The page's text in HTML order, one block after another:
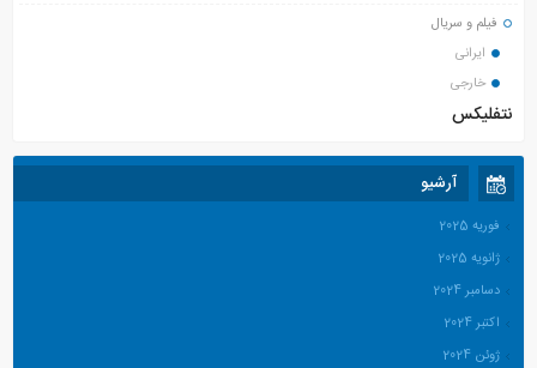
فیلم و سریال
ایرانی
خارجی
نتفلیکس
آرشیو
فوریه 2025
ژانویه 2025
دسامبر 2024
اکتبر 2024
ژوئن 2024